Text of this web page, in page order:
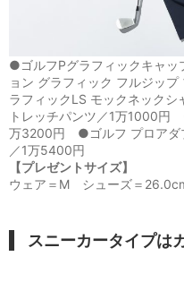
●ゴルフPグラフィックキャ
ョン グラフィック フルジッ
ラフィックLS モックネック
トレッチパンツ／1万1000円
万3200円 ●ゴルフ プロアダ
／1万5400円
【プレゼントサイズ】
ウェア＝M シューズ＝
スニーカータイプは